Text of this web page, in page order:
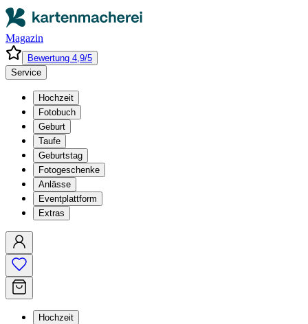
Magazin
Bewertung 4,9/5
Service
Hochzeit
Fotobuch
Geburt
Taufe
Geburtstag
Fotogeschenke
Anlässe
Eventplattform
Extras
Hochzeit